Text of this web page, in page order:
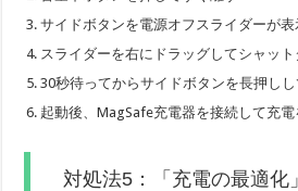
サイドボタンを電源オフスライダーが
スライダーを右にドラッグしてシャッ
30秒待ってからサイドボタンを長押し
起動後、MagSafe充電器を接続して充
対処法5：「充電の最適化